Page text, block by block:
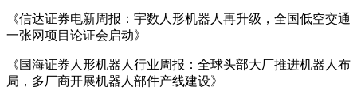
《信达证券电新周报：宇数人形机器人再升级，全国低空交通
一张网项目论证会启动》
《国海证券人形机器人行业周报：全球头部大厂推进机器人布
局，多厂商开展机器人部件产线建设》